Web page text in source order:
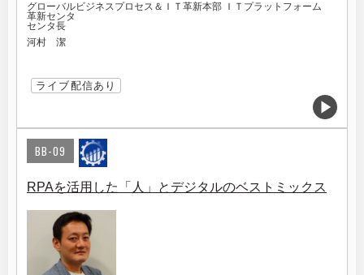
グローバルビジネスプロセス＆ＩＴ革新本部 ＩＴプラットフォーム
革新センタ
センタ長
河村 潔
ライブ配信あり
BB-09
RPAを活用した「人」とデジタルのベストミックス